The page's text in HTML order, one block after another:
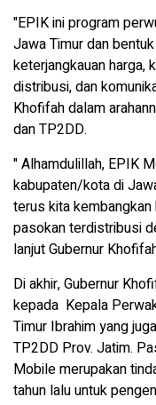
"EPIK ini program
Jawa Timur dan
keterjangkauan harga,
distribusi, dan
Khofifah dalam
dan TP2DD.
" Alhamdulillah, EPIK
kabupaten/kota di
terus kita
pasokan terdistribusi
lanjut Gubernur
Di akhir, Gubernur
kepada Kepala
Timur Ibrahim yang
TP2DD Prov. Jatim.
Mobile merupakan
tahun lalu untuk